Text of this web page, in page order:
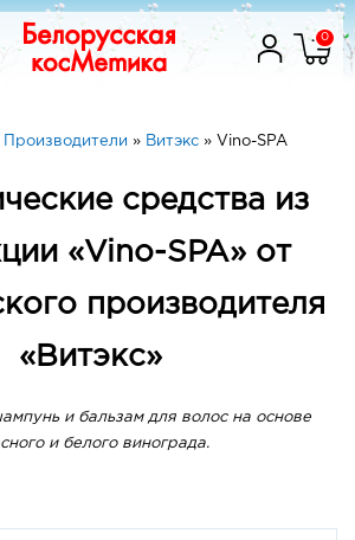
0
Производители » Витэкс » Vino-SPA
средства из
«Vino-SPA» от
производителя
«Витэкс»
и бальзам для волос на основе
и белого винограда.